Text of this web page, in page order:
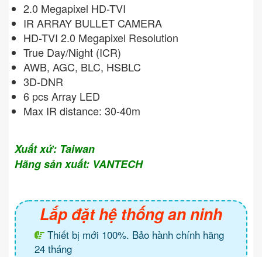
2.0 Megapixel HD-TVI
IR ARRAY BULLET CAMERA
HD-TVI 2.0 Megapixel Resolution
True Day/Night (ICR)
AWB, AGC, BLC, HSBLC
3D-DNR
6 pcs Array LED
Max IR distance: 30-40m
Xuất xứ: Taiwan
Hãng sản xuất: VANTECH
Lắp đặt hệ thống an ninh
Thiết bị mới 100%. Bảo hành chính hãng
24 tháng